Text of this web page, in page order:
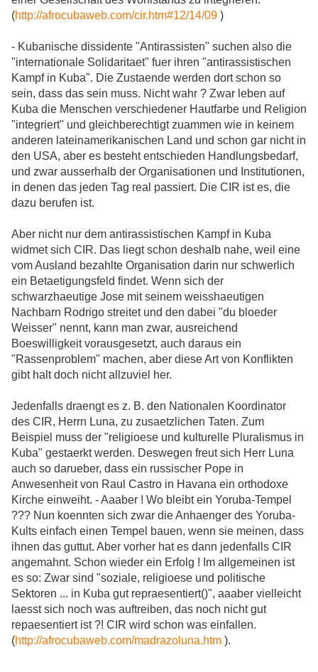
(http://afrocubaweb.com/cir.htm#12/14/09 )
- Kubanische dissidente "Antirassisten" suchen also die
"internationale Solidaritaet" fuer ihren "antirassistischen
Kampf in Kuba". Die Zustaende werden dort schon so
sein, dass das sein muss. Nicht wahr ? Zwar leben auf
Kuba die Menschen verschiedener Hautfarbe und Religion
"integriert" und gleichberechtigt zuammen wie in keinem
anderen lateinamerikanischen Land und schon gar nicht in
den USA, aber es besteht entschieden Handlungsbedarf,
und zwar ausserhalb der Organisationen und Institutionen,
in denen das jeden Tag real passiert. Die CIR ist es, die
dazu berufen ist.
Aber nicht nur dem antirassistischen Kampf in Kuba
widmet sich CIR. Das liegt schon deshalb nahe, weil eine
vom Ausland bezahlte Organisation darin nur schwerlich
ein Betaetigungsfeld findet. Wenn sich der
schwarzhaeutige Jose mit seinem weisshaeutigen
Nachbarn Rodrigo streitet und den dabei "du bloeder
Weisser" nennt, kann man zwar, ausreichend
Boeswilligkeit vorausgesetzt, auch daraus ein
"Rassenproblem" machen, aber diese Art von Konflikten
gibt halt doch nicht allzuviel her.
Jedenfalls draengt es z. B. den Nationalen Koordinator
des CIR, Herrn Luna, zu zusaetzlichen Taten. Zum
Beispiel muss der "religioese und kulturelle Pluralismus in
Kuba" gestaerkt werden. Deswegen freut sich Herr Luna
auch so darueber, dass ein russischer Pope in
Anwesenheit von Raul Castro in Havana ein orthodoxe
Kirche einweiht. - Aaaber ! Wo bleibt ein Yoruba-Tempel
??? Nun koennten sich zwar die Anhaenger des Yoruba-
Kults einfach einen Tempel bauen, wenn sie meinen, dass
ihnen das guttut. Aber vorher hat es dann jedenfalls CIR
angemahnt. Schon wieder ein Erfolg ! Im allgemeinen ist
es so: Zwar sind "soziale, religioese und politische
Sektoren ... in Kuba gut repraesentiert()", aaaber vielleicht
laesst sich noch was auftreiben, das noch nicht gut
repaesentiert ist ?! CIR wird schon was einfallen.
(http://afrocubaweb.com/madrazoluna.htm ).